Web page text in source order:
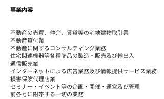
事業内容
不動産の売買、仲介、賃貸等の宅地建物取引業
不動産貸付業
不動産に関するコンサルティング業務
住宅関連機器等各種商品の製造・販売及び輸出入
通信販売業
インターネットによる広告業務及び情報提供サービス業務
損害保険代理店業
セミナー・イベント等の企画・開催・運営及び管理
前各号に附帯する一切の業務